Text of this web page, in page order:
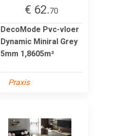
€ 62.70
DecoMode Pvc-vloer
Dynamic Miniral Grey
5mm 1,8605m²
Praxis